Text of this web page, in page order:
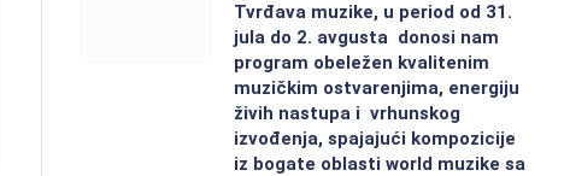
Tvrđava muzike, u period od 31.
jula do 2. avgusta donosi nam
program obeležen kvalitenim
muzičkim ostvarenjima, energiju
živih nastupa i vrhunskog
izvođenja, spajajući kompozicije
iz bogate oblasti world muzike sa